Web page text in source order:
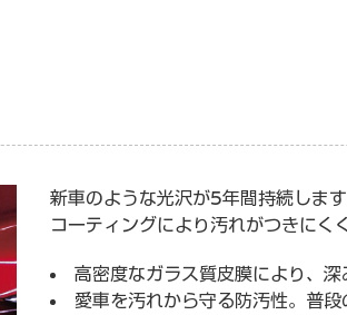
新車のような光沢が5年間持続します
コーティングにより汚れがつきにく
高密度なガラス質皮膜により、深
愛車を汚れから守る防汚性。普段